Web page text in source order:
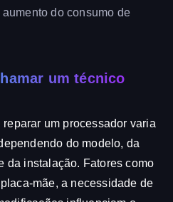
do consumo de
um técnico
um processador varia
do modelo, da
da instalação. Fatores como
mãe, a necessidade de